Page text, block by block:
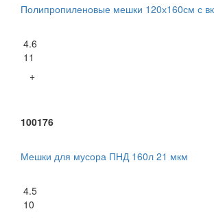
Полипропиленовые мешки 120х160см с
4.6
11
+
100176
Мешки для мусора ПНД 160л 21 мкм
4.5
10